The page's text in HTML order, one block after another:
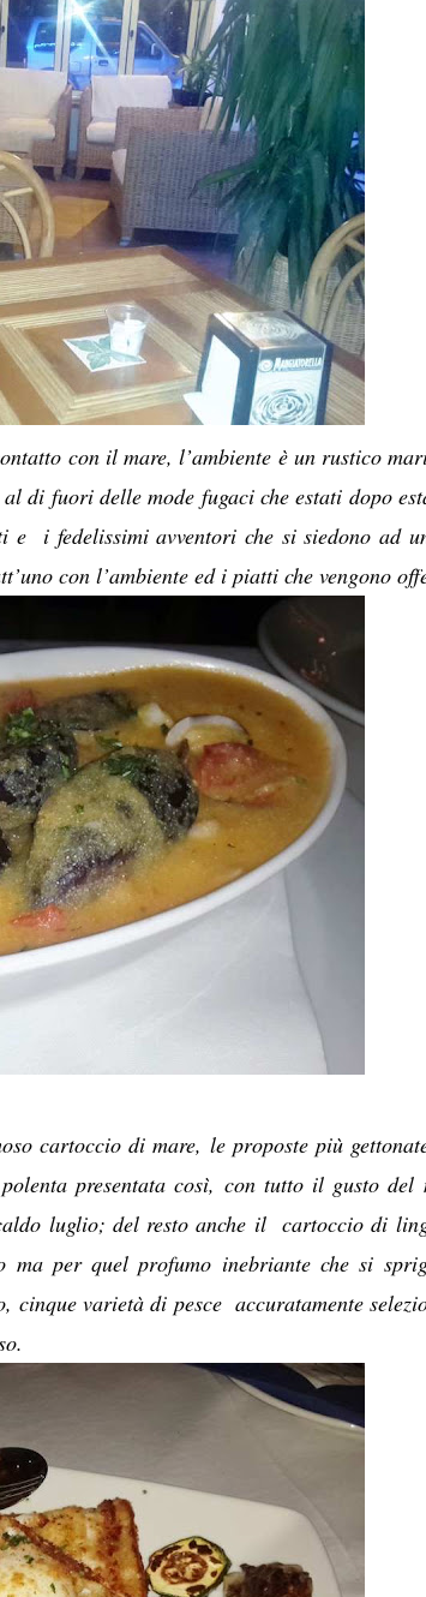
con il mare, l’ambiente è un rustico
di fuori delle mode fugaci che estati dopo
e i fedelissimi avventori che si siedono ad
con l’ambiente ed i piatti che vengono
cartoccio di mare, le proposte più
presentata così, con tutto il gusto del
luglio; del resto anche il cartoccio di
per quel profumo inebriante che si
varietà di pesce accuratamente